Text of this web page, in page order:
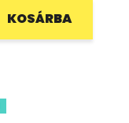
KOSÁRBA